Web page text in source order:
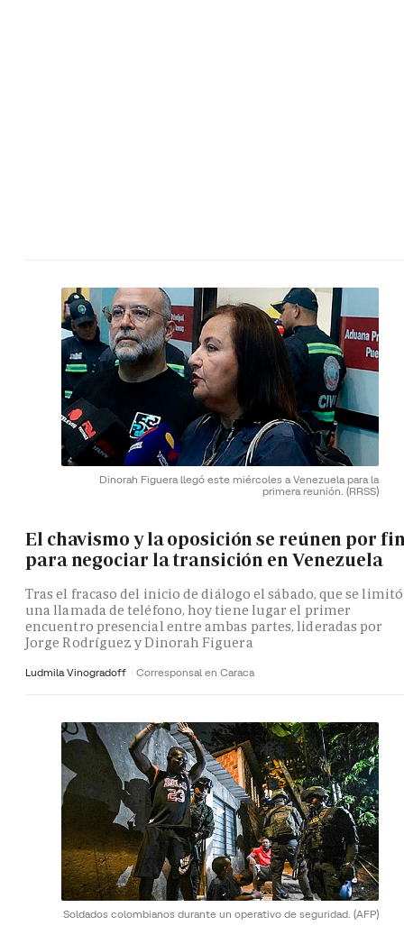
Dinorah Figuera llegó este miércoles a Venezuela para la
primera reunión. (RRSS)
El chavismo y la oposición se reúnen por
para negociar la transición en Venezuela
Tras el fracaso del inicio de diálogo el sábado, que se
una llamada de teléfono, hoy tiene lugar el primer
encuentro presencial entre ambas partes, lideradas por
Jorge Rodríguez y Dinorah Figuera
Ludmila Vinogradoff Corresponsal en Caraca
Soldados colombianos durante un operativo de seguridad. (AFP)